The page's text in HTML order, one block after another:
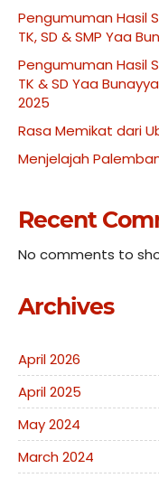
Pengumuman Hasil
TK, SD & SMP Yaa
Pengumuman Hasil
TK & SD Yaa
2025
Rasa Memikat dari
Menjelajah
Recent
No comments to
Archives
April 2026
April 2025
May 2024
March 2024